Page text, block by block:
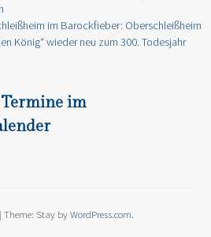
im Barockfieber: Oberschleißheim
König“ wieder neu zum 300. Todesjahr
im
| Theme: Stay byWordPress.com